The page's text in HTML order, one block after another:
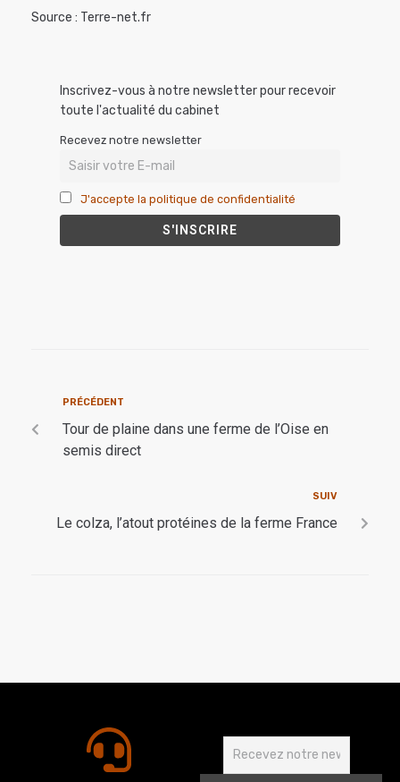
Source : Terre-net.fr
Inscrivez-vous à notre newsletter pour recevoir
toute l'actualité du cabinet
Recevez notre newsletter
J'accepte la politique de confidentialité
PRÉCÉDENT
Tour de plaine dans une ferme de l’Oise en
semis direct
SUIV
Le colza, l’atout protéines de la ferme France